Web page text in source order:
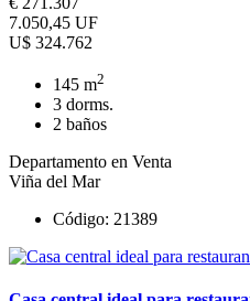
7.050,45 UF
U$ 324.762
145 m2
3 dorms.
2 baños
Departamento en Venta
Viña del Mar
Código: 21389